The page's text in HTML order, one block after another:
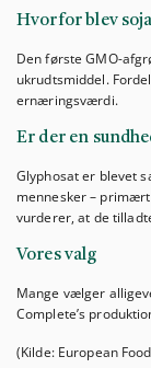
Hvorfor blev
Den første GMO-
ukrudtsmiddel.
ernæringsværdi.
Er der en
Glyphosat er blevet
mennesker –
vurderer, at de
Vores valg
Mange vælger
Complete’s
(Kilde: European